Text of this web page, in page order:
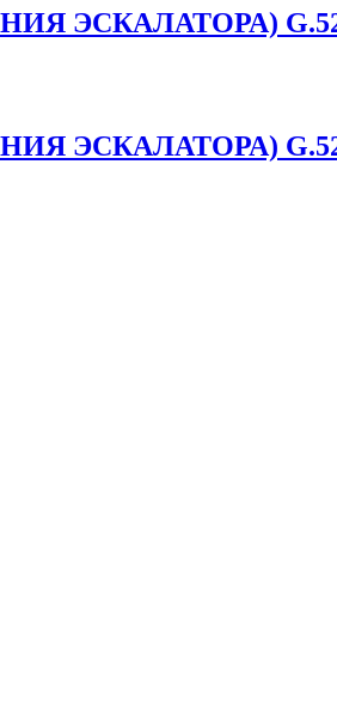
ЭСКАЛАТОРА)
ЭСКАЛАТОРА)